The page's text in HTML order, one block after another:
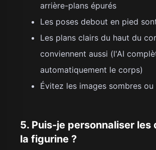
arrière-plans épurés
Les poses debout en pied
Les plans clairs du haut du
conviennent aussi (l'AI
automatiquement le corps)
Évitez les images sombres
5. Puis-je personnaliser les
la figurine ?